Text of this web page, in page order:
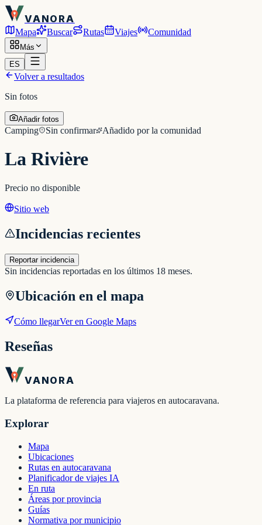
VANORA
Mapa Buscar Rutas Viajes Comunidad
Más
ES
Volver a resultados
Sin fotos
Añadir fotos
Camping Sin confirmar Añadido por la comunidad
La Rivière
Precio no disponible
Sitio web
Incidencias recientes
Reportar incidencia
Sin incidencias reportadas en los últimos 18 meses.
Ubicación en el mapa
Cómo llegarVer en Google Maps
Reseñas
VANORA
La plataforma de referencia para viajeros en autocaravana.
Explorar
Mapa
Ubicaciones
Rutas en autocaravana
Planificador de viajes IA
En ruta
Áreas por provincia
Guías
Normativa por municipio